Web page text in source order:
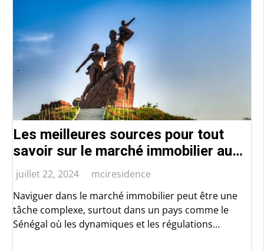
Les meilleures sources pour tout
savoir sur le marché immobilier au
Sénégal
juillet 22, 2024
mciresidence
Naviguer dans le marché immobilier peut être une
tâche complexe, surtout dans un pays comme le
Sénégal où les dynamiques et les régulations